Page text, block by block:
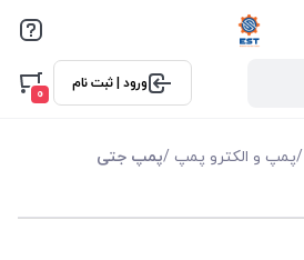
ورود | ثبت نام
0
/پمپ و الکترو پمپ /پمپ جتی